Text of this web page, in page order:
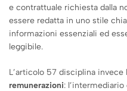
e contrattuale richiesta dalla
essere redatta in uno stile
informazioni essenziali ed
leggibile.
L’articolo 57 disciplina invece
remunerazioni: